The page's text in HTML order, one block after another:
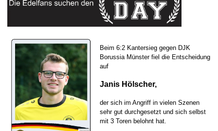
Beim 6:2 Kantersieg gegen DJK
Borussia Münster fiel die Entscheidung
auf
Janis Hölscher,
der sich im Angriff in vielen Szenen
sehr gut durchgesetzt und sich selbst
mit 3 Toren belohnt hat.